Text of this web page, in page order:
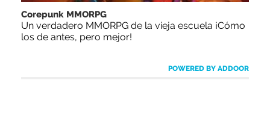
Corepunk MMORPG
Un verdadero MMORPG de la vieja escuela ¡Cómo
los de antes, pero mejor!
POWERED BY ADDOOR